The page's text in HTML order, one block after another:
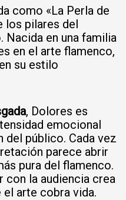
como «La Perla de
los pilares del
en una familia
en el arte flamenco,
su estilo
, Dolores es
emocional
del público. Cada vez
parece abrir
pura del flamenco.
con la audiencia crea
arte cobra vida.